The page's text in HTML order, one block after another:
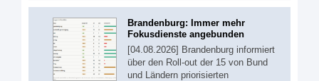
Brandenburg: Immer mehr
Fokusdienste angebunden
[04.08.2026] Brandenburg informiert
über den Roll-out der 15 von Bund
und Ländern priorisierten